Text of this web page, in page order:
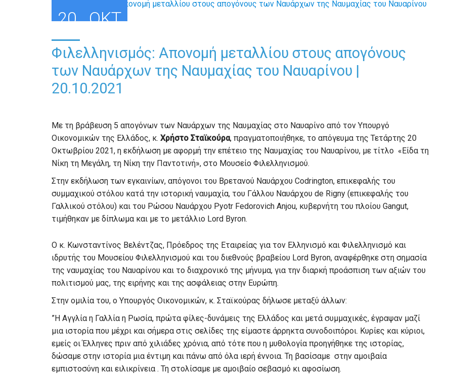
20 ΟΚΤ
Φιλελληνισμός: Απονομή μεταλλίου στους απογόνους
των Ναυάρχων της Ναυμαχίας του Ναυαρίνου |
20.10.2021
Με τη βράβευση 5 απογόνων των Ναυάρχων της Ναυμαχίας στο Ναυαρίνο από τον Υπουργό
Οικονομικών της Ελλάδος, κ. Χρήστο Σταϊκούρα, πραγματοποιήθηκε, το απόγευμα της Τετάρτης 20
Οκτωβρίου 2021, η εκδήλωση με αφορμή την επέτειο της Ναυμαχίας του Ναυαρίνου, με τίτλο «Είδα τη
Νίκη τη Μεγάλη, τη Νίκη την Παντοτινή», στο Μουσείο Φιλελληνισμού.
Στην εκδήλωση των εγκαινίων, απόγονοι του Βρετανού Ναυάρχου Codrington, επικεφαλής του
συμμαχικού στόλου κατά την ιστορική ναυμαχία, του Γάλλου Ναυάρχου de Rigny (επικεφαλής του
Γαλλικού στόλου) και του Ρώσου Ναυάρχου Pyotr Fedorovich Anjou, κυβερνήτη του πλοίου Gangut,
τιμήθηκαν με δίπλωμα και με το μετάλλιο Lord Byron.
Ο κ. Κωνσταντίνος Βελέντζας, Πρόεδρος της Εταιρείας για τον Ελληνισμό και Φιλελληνισμό και
ιδρυτής του Μουσείου Φιλελληνισμού και του διεθνούς βραβείου Lord Byron, αναφέρθηκε στη σημασία
της ναυμαχίας του Ναυαρίνου και το διαχρονικό της μήνυμα, για την διαρκή προάσπιση των αξιών του
πολιτισμού μας, της ειρήνης και της ασφάλειας στην Ευρώπη.
Στην ομιλία του, ο Υπουργός Οικονομικών, κ. Σταϊκούρας δήλωσε μεταξύ άλλων:
”Η Αγγλία η Γαλλία η Ρωσία, πρώτα φίλες-δυνάμεις της Ελλάδος και μετά συμμαχικές, έγραψαν μαζί
μια ιστορία που μέχρι και σήμερα στις σελίδες της είμαστε άρρηκτα συνοδοιπόροι. Κυρίες και κύριοι,
εμείς οι Έλληνες πριν από χιλιάδες χρόνια, από τότε που η μυθολογία προηγήθηκε της ιστορίας,
δώσαμε στην ιστορία μια έντιμη και πάνω από όλα ιερή έννοια. Τη βασίσαμε στην αμοιβαία
εμπιστοσύνη και ειλικρίνεια . Τη στολίσαμε με αμοιβαίο σεβασμό κι αφοσίωση.